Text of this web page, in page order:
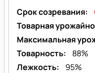
Срок созревания
Товарная
Максимальная
Товарность
88%
Лежкость
95%